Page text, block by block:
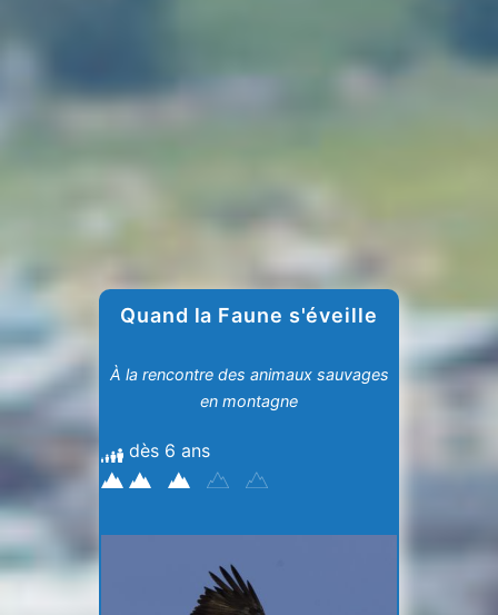
Quand la Faune s'éveille
À la rencontre des animaux sauvages
en montagne
dès 6 ans